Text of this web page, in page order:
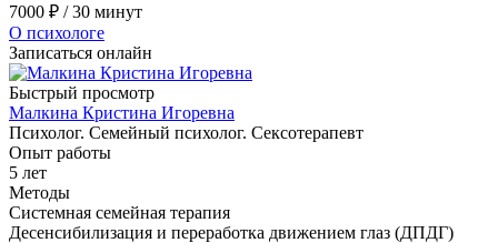
7000 ₽ / 30 минут
О психологе
Записаться онлайн
Быстрый просмотр
Малкина Кристина Игоревна
Психолог. Семейный психолог. Сексотерапевт
Опыт работы
5 лет
Методы
Системная семейная терапия
Десенсибилизация и переработка движением глаз (ДПДГ)